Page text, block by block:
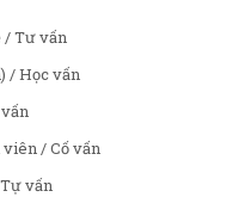
/ Tư vấn
/ Học vấn
/ Cố vấn
vấn